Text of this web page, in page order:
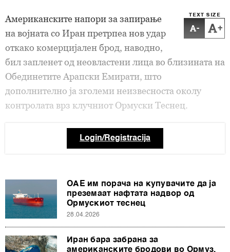
TEXT SIZE
- +
Американските напори за запирање
на војната со Иран претрпеа нов удар
откако комерцијален брод, наводно,
бил запленет од неовластени лица во близината на
Обединетите Арапски Емирати, што
дополнително ја зголеми неизвесноста околу
контролата врз клучниот Ормуски Теснец.
Login/Registracija
ОАЕ им порача на купувачите да ја
преземаат нафтата надвор од
Ормускиот теснец
28.04.2026
Иран бара забрана за
американските бродови во Ормуз,